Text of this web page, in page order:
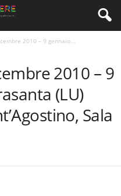
2010 – 9 gennaio...
2010 – 9
(LU)
Sala